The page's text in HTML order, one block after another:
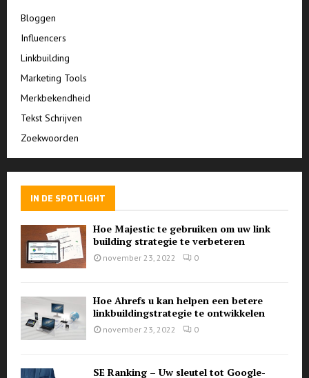
Bloggen
Influencers
Linkbuilding
Marketing Tools
Merkbekendheid
Tekst Schrijven
Zoekwoorden
IN DE SPOTLIGHT
Hoe Majestic te gebruiken om uw link
building strategie te verbeteren
november 23, 2022 0
Hoe Ahrefs u kan helpen een betere
linkbuildingstrategie te ontwikkelen
november 23, 2022 0
SE Ranking – Uw sleutel tot Google-